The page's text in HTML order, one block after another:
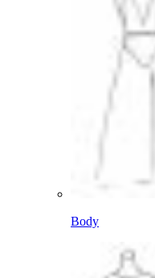
Body